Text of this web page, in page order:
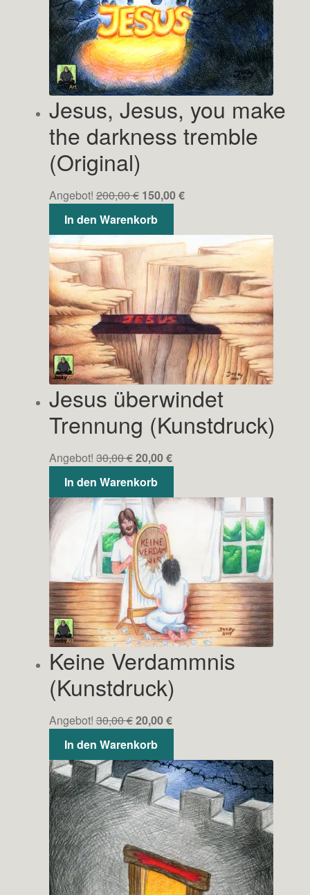
Die
Optionen
können
auf
der
Produktseite
gewählt
werden
Jesus, Jesus, you make
the darkness tremble
(Original)
Angebot! 200,00€ Ursprünglicher
Preis
war:
200,00 €
150,00€Aktueller
150,00 €.
In den Warenkorb
Jesus überwindet
Trennung (Kunstdruck)
Angebot! 30,00€Ursprünglicher
Preis
war:
30,00 €
20,00€Aktueller
20,00 €.
In den Warenkorb
Keine Verdammnis
(Kunstdruck)
Angebot! 30,00€Ursprünglicher
Preis
war:
30,00 €
20,00€Aktueller
20,00 €.
In den Warenkorb